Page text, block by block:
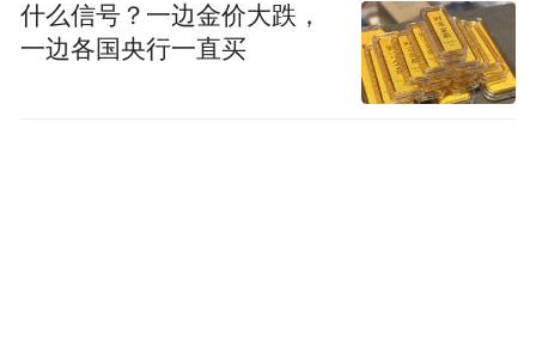
什么信号？一边金价大跌，
一边各国央行一直买